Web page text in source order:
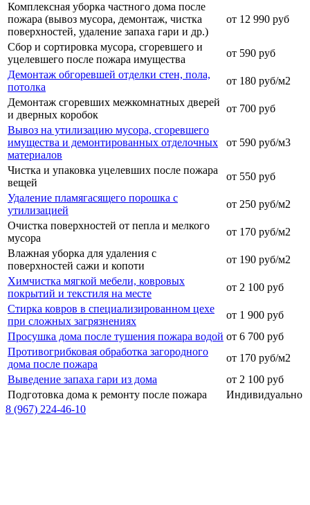
Комплексная уборка частного дома после
пожара (вывоз мусора, демонтаж, чистка
поверхностей, удаление запаха гари и др.)
от 12 990 руб
Сбор и сортировка мусора, сгоревшего и
уцелевшего после пожара имущества
от 590 руб
Демонтаж обгоревшей отделки стен, пола,
потолка
от 180 руб/м2
Демонтаж сгоревших межкомнатных дверей
и дверных коробок
от 700 руб
Вывоз на утилизацию мусора, сгоревшего
имущества и демонтированных отделочных
материалов
от 590 руб/м3
Чистка и упаковка уцелевших после пожара
вещей
от 550 руб
Удаление пламягасящего порошка с
утилизацией
от 250 руб/м2
Очистка поверхностей от пепла и мелкого
мусора
от 170 руб/м2
Влажная уборка для удаления с
поверхностей сажи и копоти
от 190 руб/м2
Химчистка мягкой мебели, ковровых
покрытий и текстиля на месте
от 2 100 руб
Стирка ковров в специализированном цехе
при сложных загрязнениях
от 1 900 руб
Просушка дома после тушения пожара водой от 6 700 руб
Противогрибковая обработка загородного
дома после пожара
от 170 руб/м2
Выведение запаха гари из дома
от 2 100 руб
Подготовка дома к ремонту после пожара
Индивидуально
8 (967) 224-46-10